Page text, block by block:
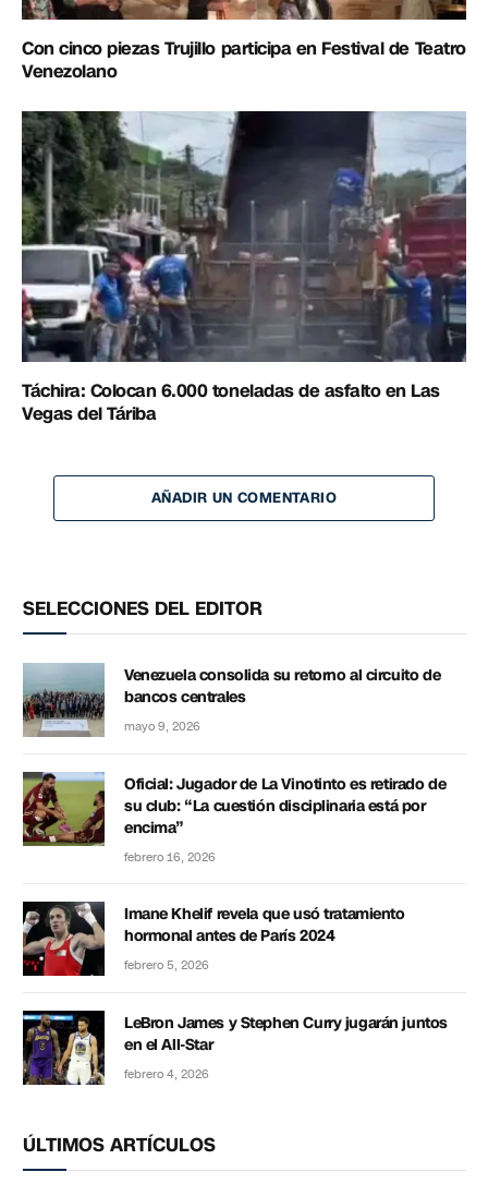
Con cinco piezas Trujillo participa en Festival de Teatro
Venezolano
Táchira: Colocan 6.000 toneladas de asfalto en Las
Vegas del Táriba
AÑADIR UN COMENTARIO
SELECCIONES DEL EDITOR
Venezuela consolida su retorno al circuito de
bancos centrales
mayo 9, 2026
Oficial: Jugador de La Vinotinto es retirado de
su club: “La cuestión disciplinaria está por
encima”
febrero 16, 2026
Imane Khelif revela que usó tratamiento
hormonal antes de París 2024
febrero 5, 2026
LeBron James y Stephen Curry jugarán juntos
en el All-Star
febrero 4, 2026
ÚLTIMOS ARTÍCULOS